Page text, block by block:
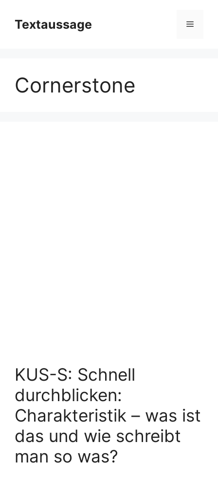
Inhalt
springen
Textaussage Menü
Cornerstone
KUS-S: Schnell
durchblicken:
Charakteristik – was ist
das und wie schreibt
man so was?